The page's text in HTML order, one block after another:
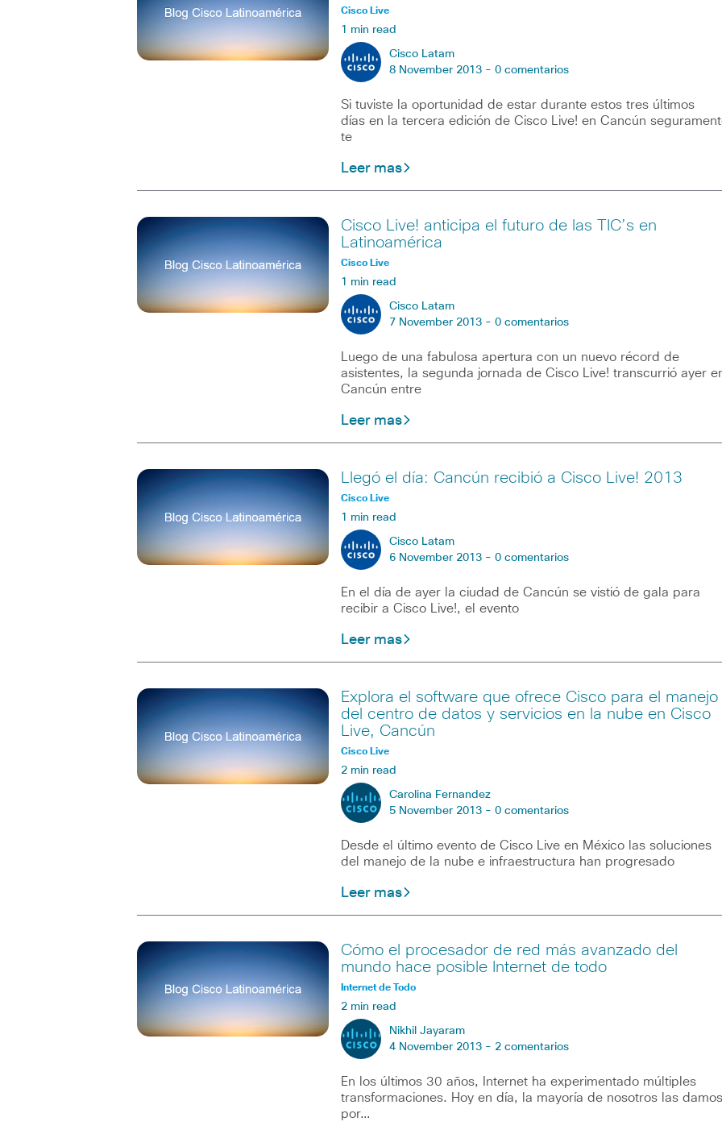
Cisco Live
1 min read
Cisco Latam
8 November 2013 - 0 comentarios
Si tuviste la oportunidad de estar durante estos tres últimos
días en la tercera edición de Cisco Live! en Cancún
te
Leer mas
Cisco Live! anticipa el futuro de las TIC’s en
Latinoamérica
Cisco Live
1 min read
Cisco Latam
7 November 2013 - 0 comentarios
Luego de una fabulosa apertura con un nuevo récord de
asistentes, la segunda jornada de Cisco Live! transcurrió ayer
Cancún entre
Leer mas
Llegó el día: Cancún recibió a Cisco Live! 2013
Cisco Live
1 min read
Cisco Latam
6 November 2013 - 0 comentarios
En el día de ayer la ciudad de Cancún se vistió de gala para
recibir a Cisco Live!, el evento
Leer mas
Explora el software que ofrece Cisco para el manejo
del centro de datos y servicios en la nube en Cisco
Live, Cancún
Cisco Live
2 min read
Carolina Fernandez
5 November 2013 - 0 comentarios
Desde el último evento de Cisco Live en México las soluciones
del manejo de la nube e infraestructura han progresado
Leer mas
Cómo el procesador de red más avanzado del
mundo hace posible Internet de todo
Internet de Todo
2 min read
Nikhil Jayaram
4 November 2013 - 2 comentarios
En los últimos 30 años, Internet ha experimentado múltiples
transformaciones. Hoy en día, la mayoría de nosotros las damos
por…